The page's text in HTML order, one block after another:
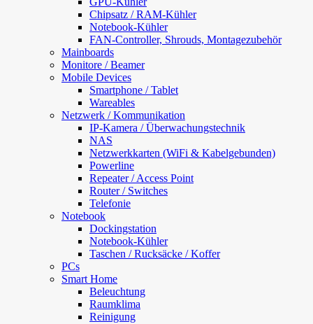
Chipsatz / RAM-Kühler
Notebook-Kühler
FAN-Controller, Shrouds, Montagezubehör
Mainboards
Monitore / Beamer
Mobile Devices
Smartphone / Tablet
Wareables
Netzwerk / Kommunikation
IP-Kamera / Überwachungstechnik
NAS
Netzwerkkarten (WiFi & Kabelgebunden)
Powerline
Repeater / Access Point
Router / Switches
Telefonie
Notebook
Dockingstation
Notebook-Kühler
Taschen / Rucksäcke / Koffer
PCs
Smart Home
Beleuchtung
Raumklima
Reinigung